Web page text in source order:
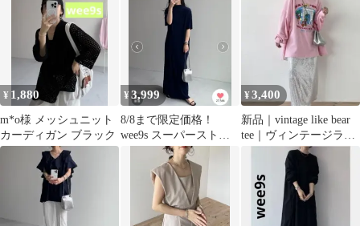
¥ 1,880
m*o様 メッシュニット
カーディガン ブラック
¥3,999
8/8まで限定価格！
wee9s スーパーストレ
ッチハイネックプリー
ツワンピース
¥3,400
新品｜vintage like bear
tee｜ヴィンテージライ
クベアーティー